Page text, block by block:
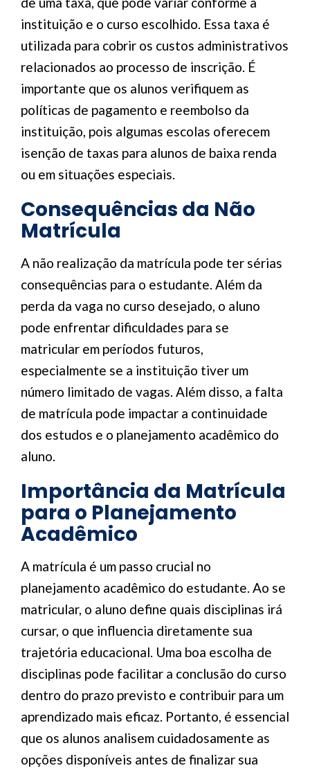
instituição e o curso escolhido. Essa taxa é
utilizada para cobrir os custos administrativos
relacionados ao processo de inscrição. É
importante que os alunos verifiquem as
políticas de pagamento e reembolso da
instituição, pois algumas escolas oferecem
isenção de taxas para alunos de baixa renda
ou em situações especiais.
Consequências da Não
Matrícula
A não realização da matrícula pode ter sérias
consequências para o estudante. Além da
perda da vaga no curso desejado, o aluno
pode enfrentar dificuldades para se
matricular em períodos futuros,
especialmente se a instituição tiver um
número limitado de vagas. Além disso, a falta
de matrícula pode impactar a continuidade
dos estudos e o planejamento acadêmico do
aluno.
Importância da Matrícula
para o Planejamento
Acadêmico
A matrícula é um passo crucial no
planejamento acadêmico do estudante. Ao se
matricular, o aluno define quais disciplinas irá
cursar, o que influencia diretamente sua
trajetória educacional. Uma boa escolha de
disciplinas pode facilitar a conclusão do curso
dentro do prazo previsto e contribuir para um
aprendizado mais eficaz. Portanto, é essencial
que os alunos analisem cuidadosamente as
opções disponíveis antes de finalizar sua